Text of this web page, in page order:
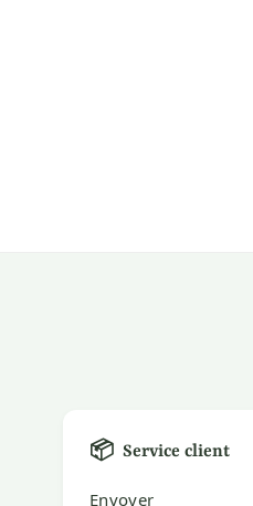
📦 Service client
Envoyer